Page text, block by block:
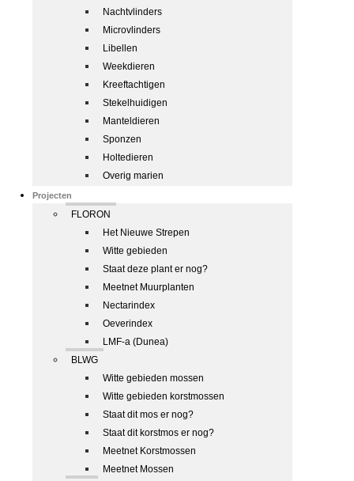
Nachtvlinders
Microvlinders
Libellen
Weekdieren
Kreeftachtigen
Stekelhuidigen
Manteldieren
Sponzen
Holtedieren
Overig marien
Projecten
FLORON
Het Nieuwe Strepen
Witte gebieden
Staat deze plant er nog?
Meetnet Muurplanten
Nectarindex
Oeverindex
LMF-a (Dunea)
BLWG
Witte gebieden mossen
Witte gebieden korstmossen
Staat dit mos er nog?
Staat dit korstmos er nog?
Meetnet Korstmossen
Meetnet Mossen